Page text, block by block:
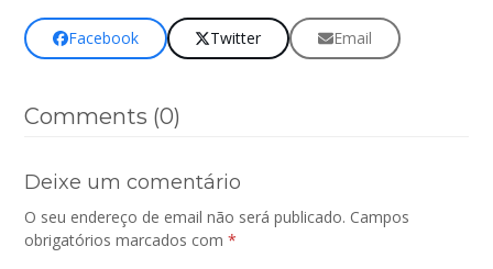
Facebook Twitter Email
Comments (0)
Deixe um comentário
O seu endereço de email não será publicado. Campos
obrigatórios marcados com*